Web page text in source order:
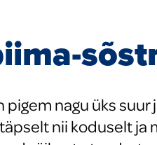
pigem nagu üks
nii koduselt ja